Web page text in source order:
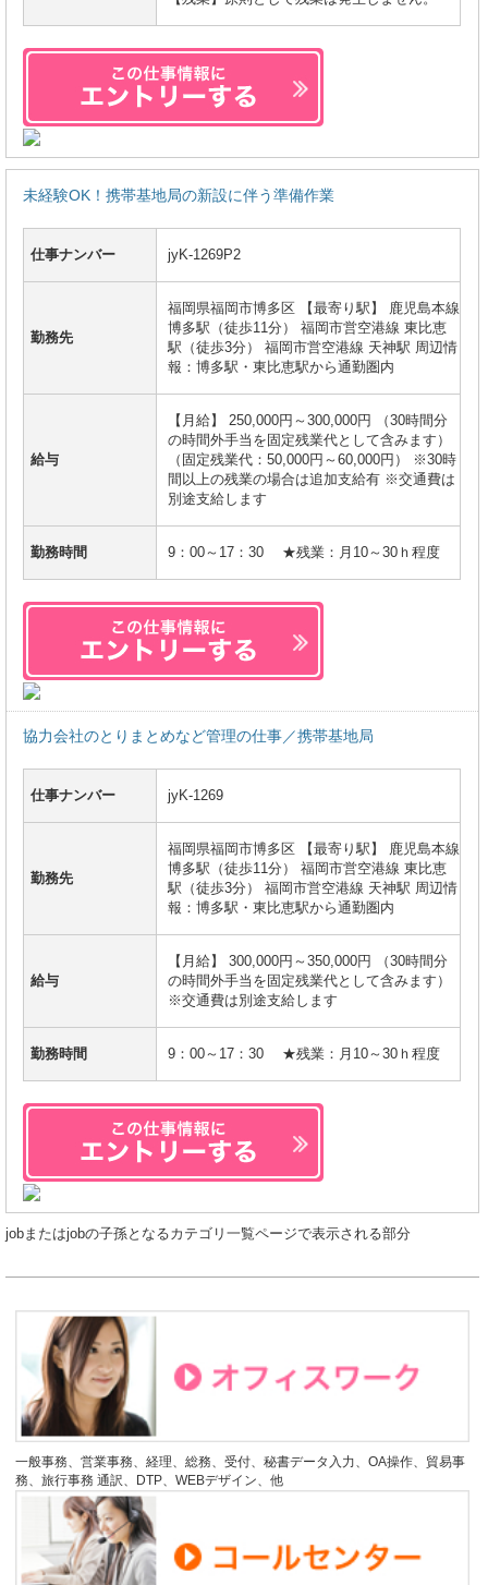
未経験OK！携帯基地局の新設に伴う準備作業
仕事ナンバー jyK-1269P2
勤務先
福岡県福岡市博多区 【最寄り駅】 鹿児島本線
博多駅（徒歩11分） 福岡市営空港線 東比恵
駅（徒歩3分） 福岡市営空港線 天神駅 周辺情
報：博多駅・東比恵駅から通勤圏内
給与
【月給】 250,000円～300,000円 （30時間分
の時間外手当を固定残業代として含みます）
（固定残業代：50,000円～60,000円） ※30時
間以上の残業の場合は追加支給有 ※交通費は
別途支給します
勤務時間 9：00～17：30 ★残業：月10～30ｈ程度
協力会社のとりまとめなど管理の仕事／携帯基地局
仕事ナンバー jyK-1269
勤務先
福岡県福岡市博多区 【最寄り駅】 鹿児島本線
博多駅（徒歩11分） 福岡市営空港線 東比恵
駅（徒歩3分） 福岡市営空港線 天神駅 周辺情
報：博多駅・東比恵駅から通勤圏内
給与
【月給】 300,000円～350,000円 （30時間分
の時間外手当を固定残業代として含みます）
※交通費は別途支給します
勤務時間 9：00～17：30 ★残業：月10～30ｈ程度
jobまたはjobの子孫となるカテゴリ一覧ページで表示される部分
一般事務、営業事務、経理、総務、受付、秘書データ入力、OA操作、貿易事
務、旅行事務 通訳、DTP、WEBデザイン、他